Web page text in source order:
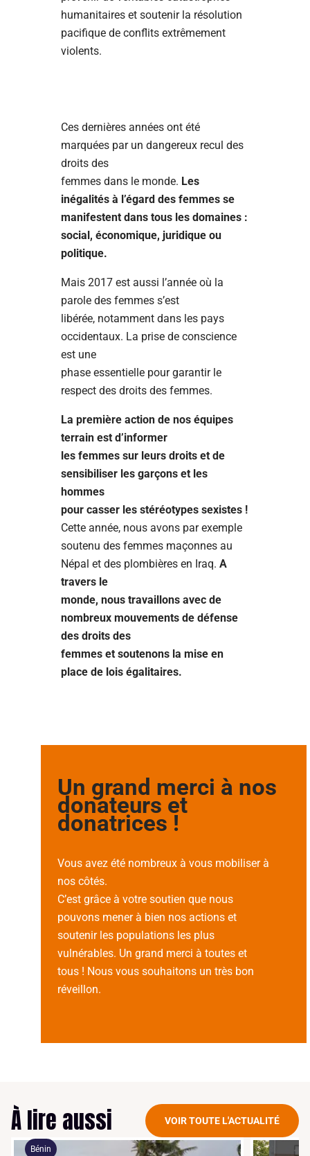
humanitaires et soutenir la résolution
pacifique de conflits extrêmement
violents.
Ces dernières années ont été
marquées par un dangereux recul des
droits des
femmes dans le monde. Les
inégalités à l’égard des femmes se
manifestent dans tous les domaines :
social, économique, juridique ou
politique.
Mais 2017 est aussi l’année où la
parole des femmes s’est
libérée, notamment dans les pays
occidentaux. La prise de conscience
est une
phase essentielle pour garantir le
respect des droits des femmes.
La première action de nos équipes
terrain est d’informer
les femmes sur leurs droits et de
sensibiliser les garçons et les
hommes
pour casser les stéréotypes sexistes !
Cette année, nous avons par exemple
soutenu des femmes maçonnes au
Népal et des plombières en Iraq. A
travers le
monde, nous travaillons avec de
nombreux mouvements de défense
des droits des
femmes et soutenons la mise en
place de lois égalitaires.
Un grand merci à nos
donateurs et
donatrices !
Vous avez été nombreux à vous mobiliser à
nos côtés.
C’est grâce à votre soutien que nous
pouvons mener à bien nos actions et
soutenir les populations les plus
vulnérables. Un grand merci à toutes et
tous ! Nous vous souhaitons un très bon
réveillon.
À lire aussi VOIR TOUTE L'ACTUALITÉ
Bénin